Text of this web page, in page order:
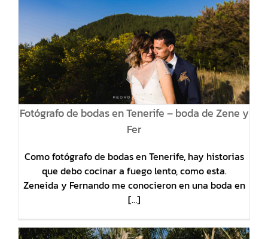
Fotógrafo de bodas en Tenerife – boda de Zene y
Fer
Como fotógrafo de bodas en Tenerife, hay historias
que debo cocinar a fuego lento, como esta.
Zeneida y Fernando me conocieron en una boda en
[…]